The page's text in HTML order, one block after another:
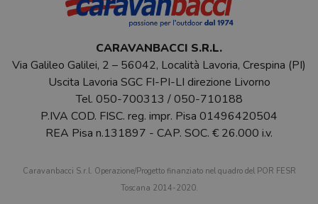
CARAVANBACCI S.R.L.
Via Galileo Galilei, 2 – 56042, Località Lavoria, Crespina (PI)
Uscita Lavoria SGC FI-PI-LI direzione Livorno
Tel. 050-700313 /050-710188
P.IVA COD. FISC. reg. impr. Pisa 01496420504
REA Pisa n.131897 - CAP. SOC. € 26.000 i.v.
Caravanbacci S.r.l. Operazione/Progetto finanziato nel quadro del POR FESR
Toscana 2014-2020.